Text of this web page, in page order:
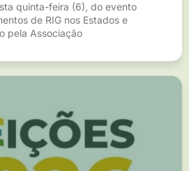
quinta-feira (6), do evento
de RIG nos Estados e
pela Associação